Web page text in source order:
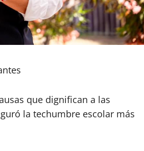
que dignifican a las
la techumbre escolar más